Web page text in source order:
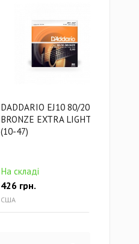
DADDARIO EJ10 80/20
BRONZE EXTRA LIGHT
(10-47)
На складі
426 грн.
США